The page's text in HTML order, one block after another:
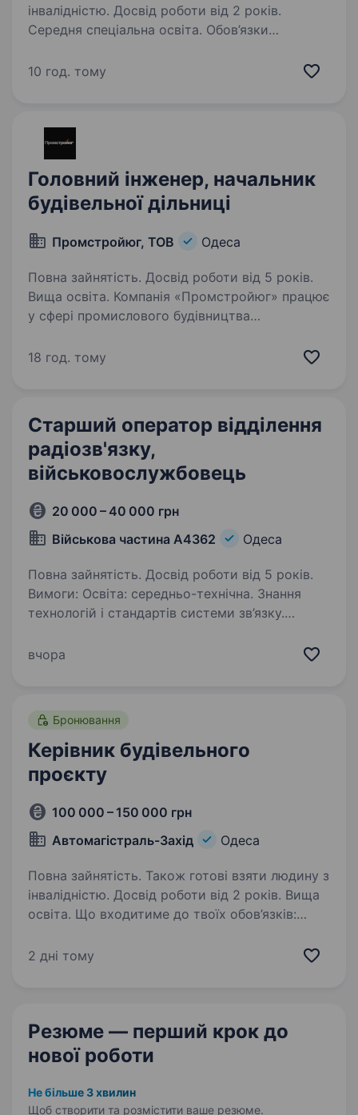
інвалідністю. Досвід роботи від 2 років.
Середня спеціальна освіта. Обов’язки
проектів з прокладання та ремонту
10 год. тому
Головний інженер, начальник
будівельної дільниці
Промстройюг, ТОВ Одеса
Повна зайнятість. Досвід роботи від 5 років.
Вища освіта. Компанія «Промстройюг» працює
у сфері промислового будівництва
Шукаємо Головного інженера, начальник
18 год. тому
Старший оператор відділення
радіозв'язку,
військовослужбовець
20 000 – 40 000 грн
Військова частина А4362
Одеса
Повна зайнятість. Досвід роботи від 5 років.
Вимоги: Освіта: середньо-технічна. Знання
технологій і стандартів системи зв’язку.
засобами зв’язку. Готовність до виконання
вчора
Бронювання
Керівник будівельного
проєкту
100 000 – 150 000 грн
Автомагістраль-Захід
Одеса
Повна зайнятість. Також готові взяти людину з
інвалідністю. Досвід роботи від 2 років. Вища
освіта. Що входитиме до твоїх обов’язків:
від планування до здачі об'єкта
2 дні тому
Резюме — перший крок до
нової роботи
Не більше 3 хвилин
Щоб створити та розмістити ваше резюме.